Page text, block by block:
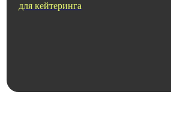
для кейтеринга